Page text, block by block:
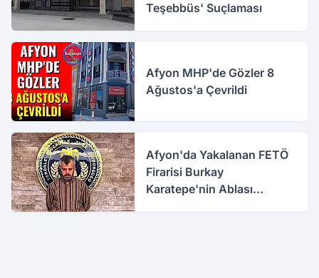
Teşebbüs' Suçlaması
Afyon MHP'de Gözler 8
Ağustos'a Çevrildi
Afyon'da Yakalanan FETÖ
Firarisi Burkay
Karatepe'nin Ablası